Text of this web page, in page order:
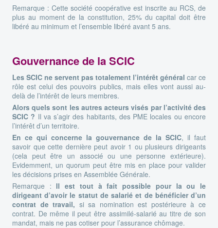
Remarque : Cette société coopérative est inscrite au RCS, de
plus au moment de la constitution, 25% du capital doit être
libéré au minimum et l’ensemble libéré avant 5 ans.
Gouvernance de la SCIC
Les SCIC ne servent pas totalement l’intérêt général car ce
rôle est celui des pouvoirs publics, mais elles vont aussi au-
delà de l’intérêt de leurs membres.
Alors quels sont les autres acteurs visés par l’activité des
SCIC ? Il va s’agir des habitants, des PME locales ou encore
l’intérêt d’un territoire.
En ce qui concerne la gouvernance de la SCIC, il faut
savoir que cette dernière peut avoir 1 ou plusieurs dirigeants
(cela peut être un associé ou une personne extérieure).
Evidemment, un quorum peut être mis en place pour valider
les décisions prises en Assemblée Générale.
Remarque : Il est tout à fait possible pour la ou le
dirigeant d’avoir le statut de salarié et de bénéficier d’un
contrat de travail, si sa nomination est postérieure à ce
contrat. De même il peut être assimilé-salarié au titre de son
mandat, mais ne pas cotiser pour l’assurance chômage.